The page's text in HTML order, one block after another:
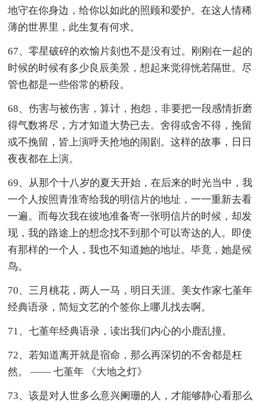
地守在你身边，给你以如此的照顾和爱护。在这人情稀
薄的世界里，此生复有何求。
67、零星破碎的欢愉片刻也不是没有过。刚刚在一起的
时候的时候有多少良辰美景，想起来觉得恍若隔世。尽
管也都是一些俗常的桥段。
68、伤害与被伤害，算计，抱怨，非要把一段感情折磨
得气数将尽，方才知道大势已去。舍得或舍不得，挽留
或不挽留，皆上演呼天抢地的闹剧。这样的故事，日日
夜夜都在上演。
69、从那个十八岁的夏天开始，在后来的时光当中，我
一个人按照青淮寄给我的明信片的地址，一一重新去看
一遍。而每次我在彼地准备寄一张明信片的时候，却发
现，我的路途上的想念找不到那个可以寄达的人。即使
有那样的一个人，我也不知道她的地址。毕竟，她是候
鸟。
70、三月桃花，两人一马，明日天涯。美女作家七堇年
经典语录，简短文艺的个签你上哪儿找去啊。
71、七堇年经典语录，读出我们内心的小鹿乱撞。
72、若知道离开就是宿命，那么再深切的不舍都是枉
然。 —— 七堇年 《大地之灯》
73、该是对人世多么意兴阑珊的人，才能够静心看那么